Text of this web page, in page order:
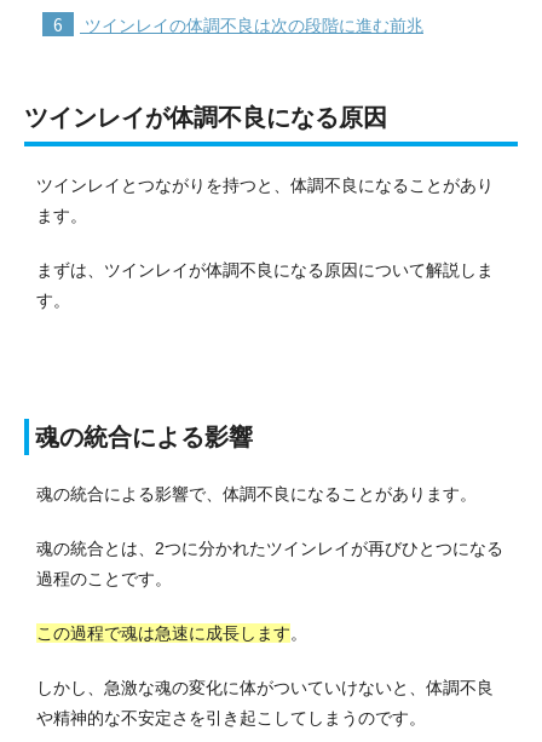
6 ツインレイの体調不良は次の段階に進む前兆
ツインレイが体調不良になる原因
ツインレイとつながりを持つと、体調不良になることがあり
ます。
まずは、ツインレイが体調不良になる原因について解説しま
す。
魂の統合による影響
魂の統合による影響で、体調不良になることがあります。
魂の統合とは、2つに分かれたツインレイが再びひとつになる
過程のことです。
この過程で魂は急速に成長します。
しかし、急激な魂の変化に体がついていけないと、体調不良
や精神的な不安定さを引き起こしてしまうのです。